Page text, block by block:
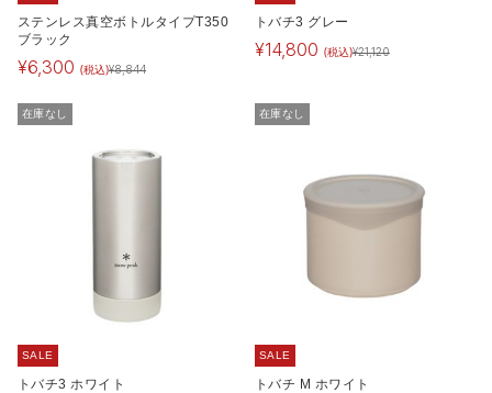
ステンレス真空ボトルタイプT350
ブラック
¥6,300 (税込)¥8,844
トバチ3 グレー
¥14,800 (税込)¥21,120
在庫なし
SALE
トバチ3 ホワイト
在庫なし
SALE
トバチ M ホワイト